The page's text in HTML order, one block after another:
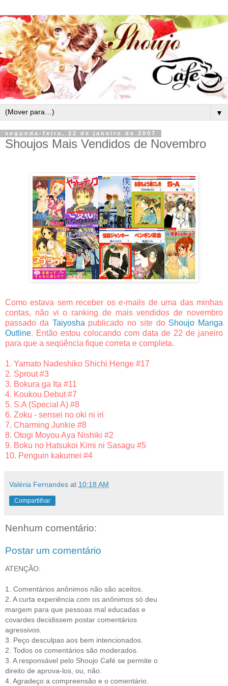
▼
segunda-feira, 22 de janeiro de 2007
Shoujos Mais Vendidos de Novembro
Como estava sem receber os e-mails de uma das minhas
contas, não vi o ranking de mais vendidos de novembro
passado da Taiyosha publicado no site do Shoujo Manga
Outline. Então estou colocando com data de 22 de janeiro
para que a seqüência fique correta e completa.
1. Yamato Nadeshiko Shichi Henge #17
2. Sprout #3
3. Bokura ga Ita #11
4. Koukou Debut #7
5. S.A (Special A) #8
6. Zoku - sensei no oki ni iri
7. Charming Junkie #8
8. Otogi Moyou Aya Nishiki #2
9. Boku no Hatsukoi Kimi ni Sasagu #5
10. Penguin kakumei #4
Valéria Fernandes at 10:18 AM
Compartilhar
Nenhum comentário:
Postar um comentário
ATENÇÃO:
1. Comentários anônimos não são aceitos.
2. A curta experiência com os anônimos só deu
margem para que pessoas mal educadas e
covardes decidissem postar comentários
agressivos.
3. Peço desculpas aos bem intencionados.
2. Todos os comentários são moderados.
3. A responsável pelo Shoujo Café se permite o
direito de aprova-los, ou, não.
4. Agradeço a compreensão e o comentário.